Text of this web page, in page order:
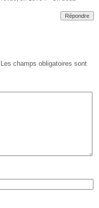
Répondre
Les champs obligatoires sont